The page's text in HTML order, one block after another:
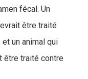
fécal. Un
être traité
un animal qui
être traité contre